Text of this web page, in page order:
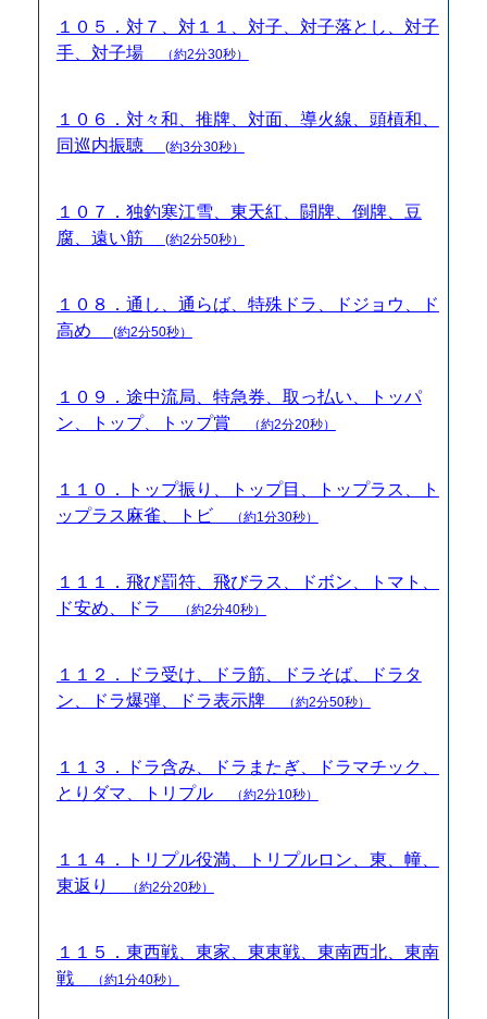
１０５．対７、対１１、対子、対子落とし、対子
手、対子場
（約2分30秒）
１０６．対々和、推牌、対面、導火線、頭槓和、
同巡内振聴
(約3分30秒）
１０７．独釣寒江雪、東天紅、闘牌、倒牌、豆
腐、遠い筋
(約2分50秒）
１０８．通し、通らば、特殊ドラ、ドジョウ、ド
高め
(約2分50秒）
１０９．途中流局、特急券、取っ払い、トッパ
ン、トップ、トップ賞
（約2分20秒）
１１０．トップ振り、トップ目、トップラス、ト
ップラス麻雀、トビ
（約1分30秒）
１１１．飛び罰符、飛びラス、ドボン、トマト、
ド安め、ドラ
（約2分40秒）
１１２．ドラ受け、ドラ筋、ドラそば、ドラタ
ン、ドラ爆弾、ドラ表示牌
（約2分50秒）
１１３．ドラ含み、ドラまたぎ、ドラマチック、
とりダマ、トリプル
（約2分10秒）
１１４．トリプル役満、トリプルロン、東、幢、
東返り
（約2分20秒）
１１５．東西戦、東家、東東戦、東南西北、東南
戦
（約1分40秒）